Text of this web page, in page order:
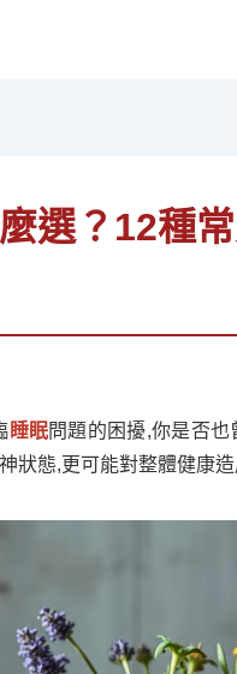
選？12種
睡眠問題的困擾,你是否
狀態,更可能對整體健康造